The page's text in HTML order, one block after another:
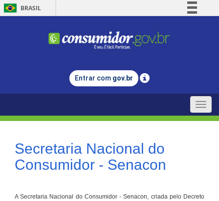
BRASIL
Comunica BR
Legislação
Entrar com gov.br
Toggle
Secretaria Nacional do
Consumidor - Senacon
A Secretaria Nacional do Consumidor - Senacon, criada pelo Decreto